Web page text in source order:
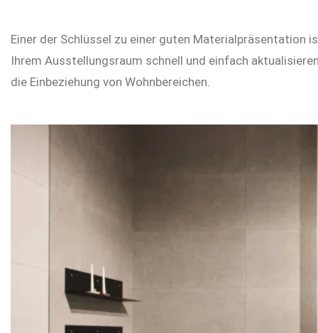
Einer der Schlüssel zu einer guten Materialpräsentation
Ihrem Ausstellungsraum schnell und einfach
die Einbeziehung von Wohnbereichen.